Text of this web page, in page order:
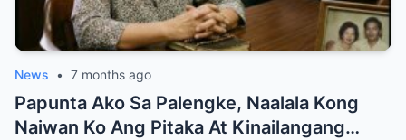
News • 7 months ago
Papunta Ako Sa Palengke, Naalala Kong
Naiwan Ko Ang Pitaka At Kinailangang